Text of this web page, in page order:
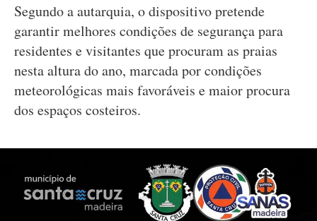
Segundo a autarquia, o dispositivo pretende
garantir melhores condições de segurança para
residentes e visitantes que procuram as praias
nesta altura do ano, marcada por condições
meteorológicas mais favoráveis e maior procura
dos espaços costeiros.